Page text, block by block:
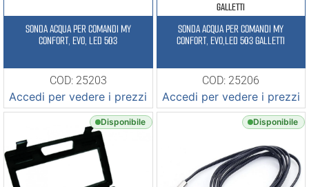
SONDA ACQUA PER COMANDI MY
CONFORT, EVO, LED 503
COD: 25203
Accedi per vedere i prezzi
GALLETTI
SONDA ACQUA PER COMANDI MY
CONFORT, EVO,LED 503 GALLETTI
COD: 25206
Accedi per vedere i prezzi
Disponibile Disponibile